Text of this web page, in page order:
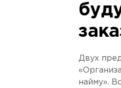
Двух
найму».